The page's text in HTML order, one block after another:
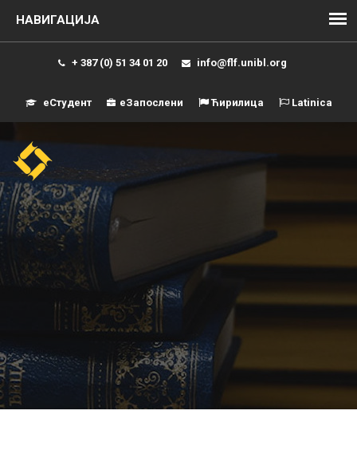
+ 387 (0) 51 34 01 20 info@flf.unibl.org
еСтудент еЗапослени Ћирилица Latinica